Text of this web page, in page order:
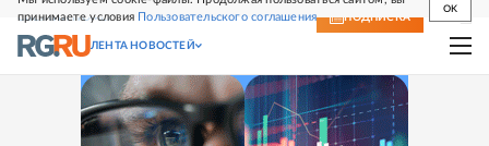
принимаете условия Пользовательского соглашения
OK
СВЕЖИЙ НОМЕР ПОДПИСКА
ЛЕНТА НОВОСТЕЙ